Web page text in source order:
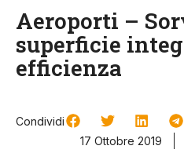
Aeroporti –
superficie
efficienza
Condividi
17 Ottobre 2019